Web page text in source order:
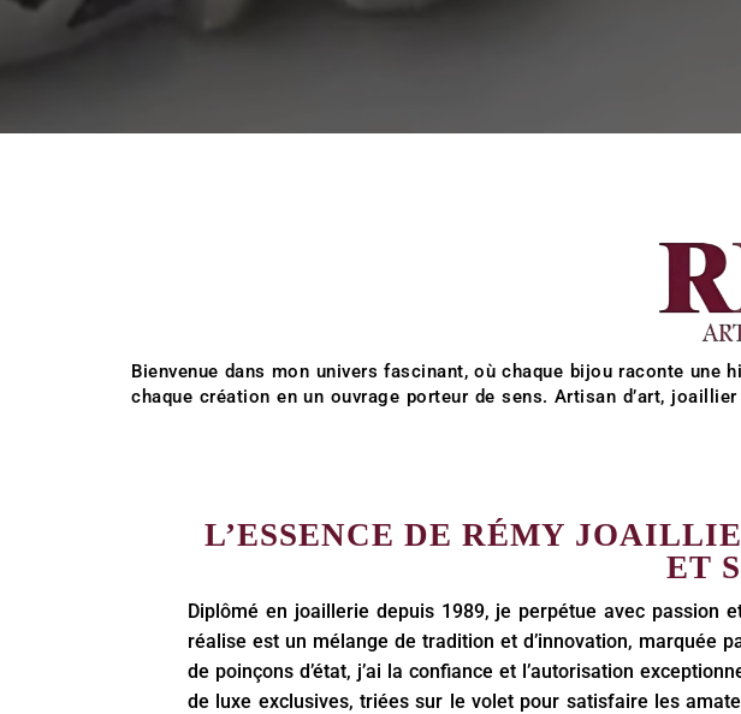
Bienvenue dans mon univers fascinant, où chaque bijou raconte
chaque création en un ouvrage porteur de sens. Artisan d’art,
L’ESSENCE DE RÉMY
ET
Diplômé en joaillerie depuis 1989, je perpétue avec passion
réalise est un mélange de tradition et d’innovation, marquée
de poinçons d’état, j’ai la confiance et l’autorisation
de luxe exclusives, triées sur le volet pour satisfaire les